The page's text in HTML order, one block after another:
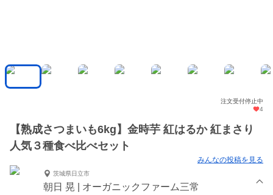
注文受付停止中
4
【熟成さつまいも6kg】金時芋 紅はるか 紅まさり
人気３種食べ比べセット
みんなの投稿を見る
茨城県日立市
朝日 晃 | オーガニックファーム三常